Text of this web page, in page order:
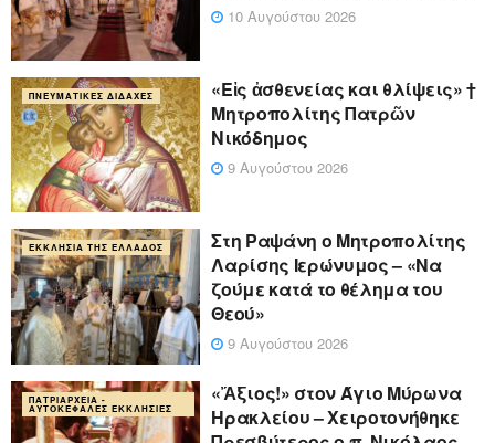
10 Αυγούστου 2026
ΠΝΕΥΜΑΤΙΚΈΣ ΔΙΔΑΧΈΣ
«Eἰς ἀσθενείας και θλίψεις» †
Μητροπολίτης Πατρῶν
Νικόδημος
9 Αυγούστου 2026
ΕΚΚΛΗΣΊΑ ΤΗΣ ΕΛΛΆΔΟΣ
Στη Ραψάνη ο Μητροπολίτης
Λαρίσης Ιερώνυμος – «Να
ζούμε κατά το θέλημα του
Θεού»
9 Αυγούστου 2026
ΠΑΤΡΙΑΡΧΕΊΑ -
ΑΥΤΟΚΈΦΑΛΕΣ ΕΚΚΛΗΣΊΕΣ
«Ἄξιος!» στον Άγιο Μύρωνα
Ηρακλείου – Χειροτονήθηκε